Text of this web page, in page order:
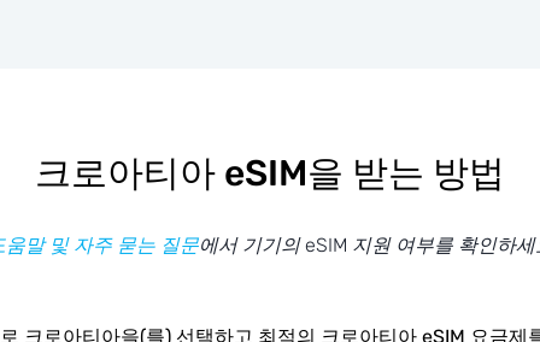
크로아티아 eSIM을 받는 방법
움말 및 자주 묻는 질문에서 기기의 eSIM 지원 여부를 확인하세
크로아티아을(를) 선택하고 최적의 크로아티아 eSIM 요금제